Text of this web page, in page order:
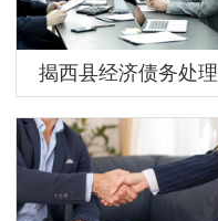
揭西县经济债务处理